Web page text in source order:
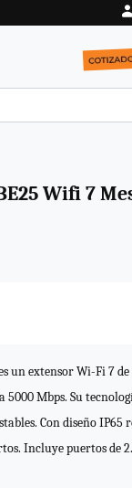
Wifi 7
un extensor Wi-Fi 7
Mbps. Su
Con diseño IP65
Incluye puertos de